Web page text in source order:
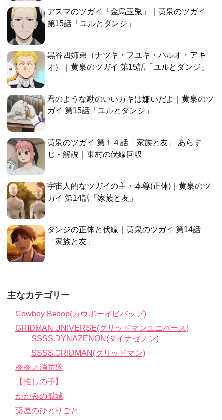
アスマのツガイ「金烏玉兎」｜黄泉のツガイ
第15話「ユルとダンジ」
黒谷四姉弟（ナツキ・フユキ・ハルオ・アキ
オ）｜黄泉のツガイ 第15話「ユルとダンジ」
君のような勘のいいガキは嫌いだよ｜黄泉のツ
ガイ 第15話「ユルとダンジ」
黄泉のツガイ 第１４話「家族と友」 あらす
じ・解説｜東村の伏線回収
宇宙人的なツガイの主・本尊(正体)｜黄泉のツ
ガイ 第14話「家族と友」
ダンジの正体と伏線｜黄泉のツガイ 第14話
「家族と友」
主なカテゴリー
Cowboy Bebop(カウボーイビバップ)
GRIDMAN UNIVERSE(グリッドマンユニバース)
SSSS.DYNAZENON(ダイナゼノン)
SSSS.GRIDMAN(グリッドマン)
炎炎ノ消防隊
【推しの子】
かがみの孤城
薬屋のひとりごと